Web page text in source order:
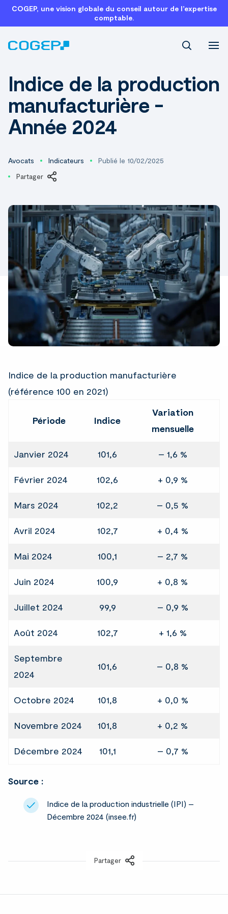
COGEP, une vision globale du conseil autour de l’expertise
comptable.
Indice de la production
manufacturière -
Année 2024
Avocats Indicateurs
Publié le 10/02/2025
Partager
LinkedIn
Indice de la production manufacturière
(référence 100 en 2021)
Période Indice
Variation
mensuelle
Janvier 2024 101,6 – 1,6 %
Février 2024 102,6 + 0,9 %
Mars 2024 102,2 – 0,5 %
Avril 2024 102,7 + 0,4 %
Mai 2024 100,1 – 2,7 %
Juin 2024 100,9 + 0,8 %
Juillet 2024 99,9 – 0,9 %
Août 2024 102,7 + 1,6 %
Septembre
2024
101,6 – 0,8 %
Octobre 2024 101,8 + 0,0 %
Novembre 2024 101,8 + 0,2 %
Décembre 2024 101,1 – 0,7 %
Source :
Indice de la production industrielle (IPI) –
Décembre 2024 (insee.fr)
Partager
LinkedIn